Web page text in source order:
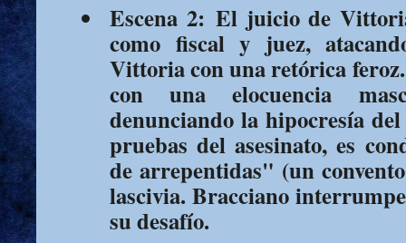
Escena 2: El juicio de
como fiscal y juez,
Vittoria con una retórica
con una elocuencia
denunciando la hipocresía
pruebas del asesinato, es
de arrepentidas" (un
lascivia. Bracciano
su desafío.